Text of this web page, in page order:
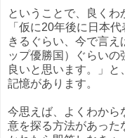
ということで、良くわ
「仮に20年後に日本
きるぐらい、今で言え
ップ優勝国）ぐらい
良いと思います。」と
記憶があります。
今思えば、よくわから
意を探る方法があった